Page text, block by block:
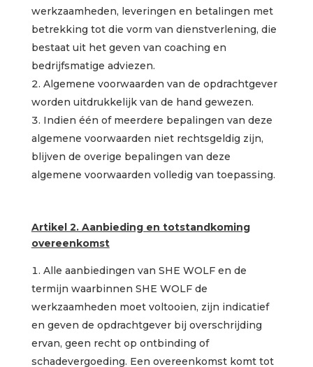
werkzaamheden, leveringen en betalingen met
betrekking tot die vorm van dienstverlening, die
bestaat uit het geven van coaching en
bedrijfsmatige adviezen.
Algemene voorwaarden van de opdrachtgever
worden uitdrukkelijk van de hand gewezen.
Indien één of meerdere bepalingen van deze
algemene voorwaarden niet rechtsgeldig zijn,
blijven de overige bepalingen van deze
algemene voorwaarden volledig van toepassing.
Artikel 2. Aanbieding en totstandkoming
overeenkomst
Alle aanbiedingen van SHE WOLF en de
termijn waarbinnen SHE WOLF de
werkzaamheden moet voltooien, zijn indicatief
en geven de opdrachtgever bij overschrijding
ervan, geen recht op ontbinding of
schadevergoeding. Een overeenkomst komt tot